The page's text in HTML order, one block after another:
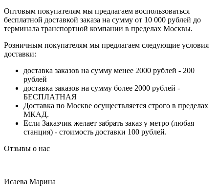
Оптовым покупателям мы предлагаем воспользоваться
бесплатной доставкой заказа на сумму от 10 000 рублей до
терминала транспортной компании в пределах Москвы.
Розничным покупателям мы предлагаем следующие условия
доставки:
доставка заказов на сумму менее 2000 рублей - 200
рублей
доставка заказов на сумму более 2000 рублей -
БЕСПЛАТНАЯ
Доставка по Москве осуществляется строго в пределах
МКАД.
Если Заказчик желает забрать заказ у метро (любая
станция) - стоимость доставки 100 рублей.
Отзывы о нас
Исаева Марина